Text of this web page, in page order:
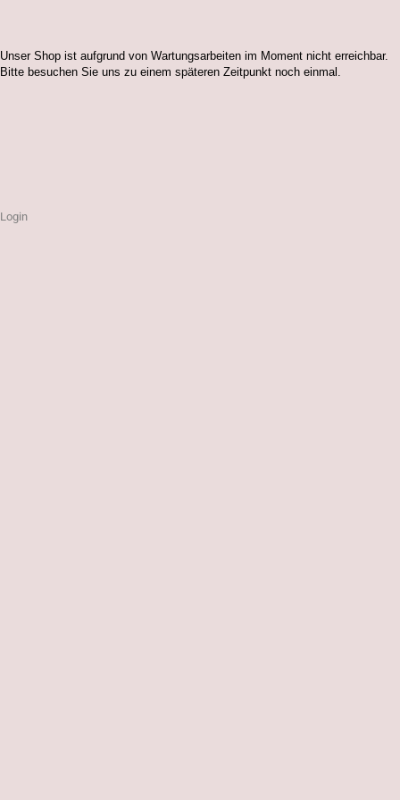
Unser Shop ist aufgrund von Wartungsarbeiten im Moment nicht erreichbar.
Bitte besuchen Sie uns zu einem späteren Zeitpunkt noch einmal.
Login